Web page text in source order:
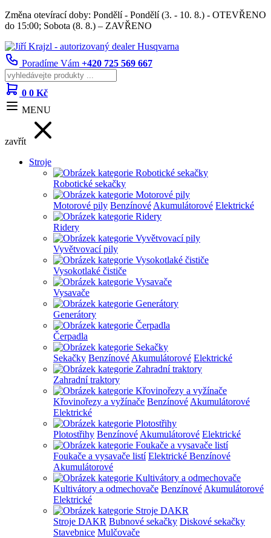
Změna otevírací doby: Pondělí - Pondělí (3. - 10. 8.) - OTEVŘENO
do 15:00; Sobota (8. 8.) – ZAVŘENO
Poradíme Vám +420 725 569 667
0 0 Kč
MENU
zavřít
Stroje
Robotické sekačky
Motorové pily Benzínové Akumulátorové Elektrické
Ridery
Vyvětvovací pily
Vysokotlaké čističe
Vysavače
Generátory
Čerpadla
Sekačky Benzínové Akumulátorové Elektrické
Zahradní traktory
Křovinořezy a vyžínače Benzínové Akumulátorové
Elektrické
Plotostřihy Benzínové Akumulátorové Elektrické
Foukače a vysavače listí Elektrické Benzínové
Akumulátorové
Kultivátory a odmechovače Benzínové Akumulátorové
Elektrické
Stroje DAKR Bubnové sekačky Diskové sekačky
Stavebnice Mulčovače